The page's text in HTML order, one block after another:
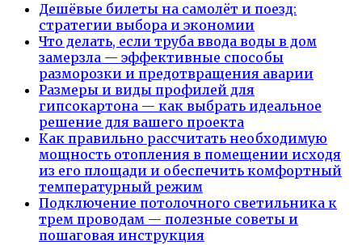
Дешёвые билеты на самолёт и поезд:
стратегии выбора и экономии
Что делать, если труба ввода воды в дом
замерзла — эффективные способы
разморозки и предотвращения аварии
Размеры и виды профилей для
гипсокартона — как выбрать идеальное
решение для вашего проекта
Как правильно рассчитать необходимую
мощность отопления в помещении исходя
из его площади и обеспечить комфортный
температурный режим
Подключение потолочного светильника к
трем проводам — полезные советы и
пошаговая инструкция